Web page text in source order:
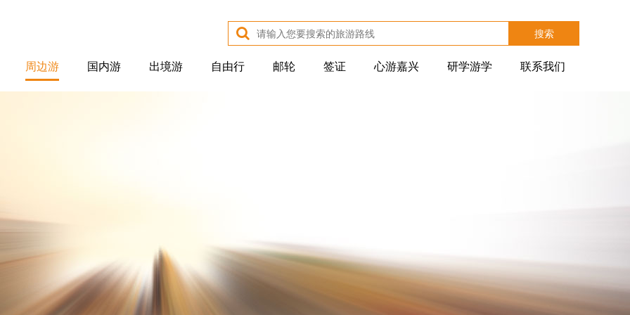
搜索
周边游 国内游 出境游 自由行 邮轮 签证 心游嘉兴 研学游学 联系我们